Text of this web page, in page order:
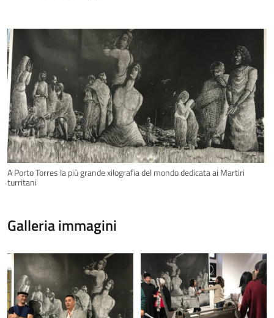
A Porto Torres la più grande xilografia del mondo dedicata ai Martiri
turritani
Galleria immagini